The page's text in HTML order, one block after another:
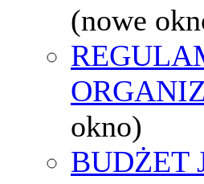
(nowe
okno)
BUDŻET